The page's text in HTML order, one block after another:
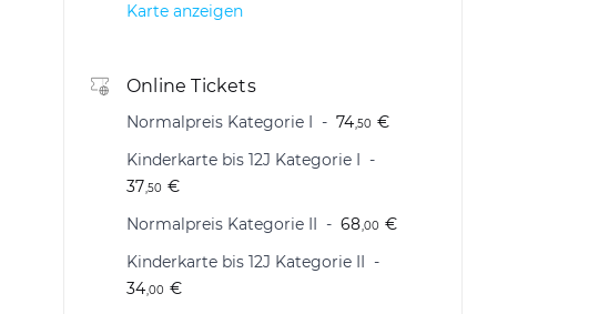
Karte anzeigen
Online Tickets
Normalpreis Kategorie I 74,50 €
Kinderkarte bis 12J Kategorie I
37,50 €
Normalpreis Kategorie II
68,00 €
Kinderkarte bis 12J Kategorie II
34,00 €